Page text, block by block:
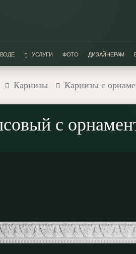
УСЛУГИ ФОТО ДИЗАЙНЕРАМ
Карнизы Карнизы с
с